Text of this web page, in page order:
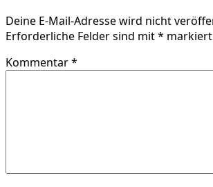
Deine E-Mail-Adresse wird nicht
Erforderliche Felder sind mit* markiert
Kommentar*